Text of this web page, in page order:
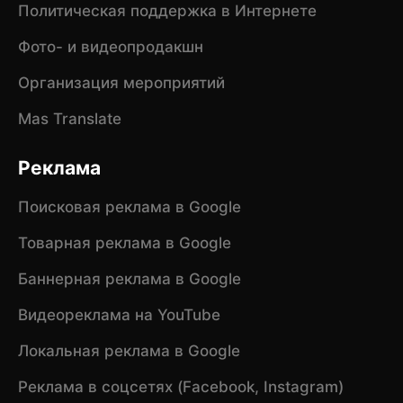
Политическая поддержка в Интернете
Фото- и видеопродакшн
Организация мероприятий
Mas Translate
Реклама
Поисковая реклама в Google
Товарная реклама в Google
Баннерная реклама в Google
Видеореклама на YouTube
Локальная реклама в Google
Реклама в соцсетях (Facebook, Instagram)